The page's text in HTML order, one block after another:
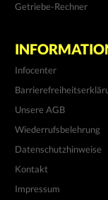
Getriebe-Rechner
Infocenter
Unsere AGB
Wiederrufsbelehrung
Datenschutzhinweise
Kontakt
Impressum